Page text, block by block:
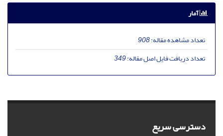
آمار
تعداد مشاهده مقاله:908
تعداد دریافت فایل اصل مقاله:349
دسترسی سریع